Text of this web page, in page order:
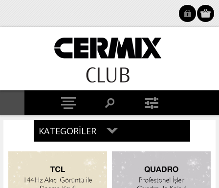
KATEGORILER